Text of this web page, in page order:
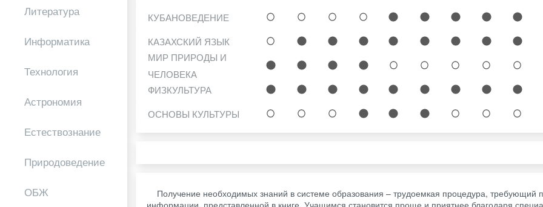
Литература
Информатика
Технология
Астрономия
Естествознание
Природоведение
ОБЖ
КУБАНОВЕДЕНИЕ
1 2 3 4 5 6 7 8 9
КАЗАХСКИЙ ЯЗЫК
1 2 3 4 5 6 7 8 9
МИР ПРИРОДЫ И
ЧЕЛОВЕКА
1 2 3 4 5 6 7 8 9
ФИЗКУЛЬТУРА
1 2 3 4 5 6 7 8 9
ОСНОВЫ КУЛЬТУРЫ
1 2 3 4 5 6 7 8 9
Получение необходимых знаний в системе образования – трудоемкая процедура, требующий